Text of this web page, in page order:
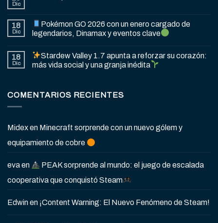
Dic
18
Dic
Pokémon GO 2026 con un enero cargado de
legendarios, Dinamax y eventos clave
18
Dic
Stardew Valley 1.7 apunta a reforzar su corazón:
más vida social y una granja inédita
COMENTARIOS RECIENTES
Midexen Minecraft sorprende con un nuevo gólem y
equipamiento de cobre
evaen
PEAK sorprende al mundo: el juego de escalada
cooperativa que conquistó Steam
Edwinen ¡Content Warning: El Nuevo Fenómeno de Steam!